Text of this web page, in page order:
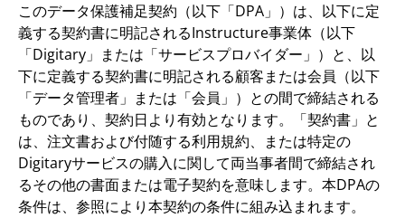
このデータ保護補足契約（以下「DPA」）は、以下に定
義する契約書に明記されるInstructure事業体（以下
「Digitary」または「サービスプロバイダー」）と、以
下に定義する契約書に明記される顧客または会員（以下
「データ管理者」または「会員」）との間で締結される
ものであり、契約日より有効となります。「契約書」と
は、注文書および付随する利用規約、または特定の
Digitaryサービスの購入に関して両当事者間で締結され
るその他の書面または電子契約を意味します。本DPAの
条件は、参照により本契約の条件に組み込まれます。